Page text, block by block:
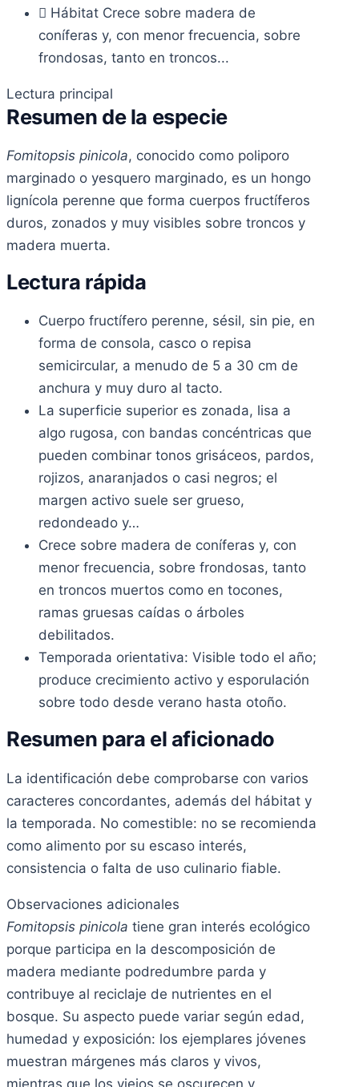
Hábitat Crece sobre madera de
coníferas y, con menor frecuencia, sobre
frondosas, tanto en troncos...
Lectura principal
Resumen de la especie
Fomitopsis pinicola, conocido como poliporo
marginado o yesquero marginado, es un hongo
lignícola perenne que forma cuerpos fructíferos
duros, zonados y muy visibles sobre troncos y
madera muerta.
Lectura rápida
Cuerpo fructífero perenne, sésil, sin pie, en
forma de consola, casco o repisa
semicircular, a menudo de 5 a 30 cm de
anchura y muy duro al tacto.
La superficie superior es zonada, lisa a
algo rugosa, con bandas concéntricas que
pueden combinar tonos grisáceos, pardos,
rojizos, anaranjados o casi negros; el
margen activo suele ser grueso,
redondeado y…
Crece sobre madera de coníferas y, con
menor frecuencia, sobre frondosas, tanto
en troncos muertos como en tocones,
ramas gruesas caídas o árboles
debilitados.
Temporada orientativa: Visible todo el año;
produce crecimiento activo y esporulación
sobre todo desde verano hasta otoño.
Resumen para el aficionado
La identificación debe comprobarse con varios
caracteres concordantes, además del hábitat y
la temporada. No comestible: no se recomienda
como alimento por su escaso interés,
consistencia o falta de uso culinario fiable.
Observaciones adicionales
Fomitopsis pinicola tiene gran interés ecológico
porque participa en la descomposición de
madera mediante podredumbre parda y
contribuye al reciclaje de nutrientes en el
bosque. Su aspecto puede variar según edad,
humedad y exposición: los ejemplares jóvenes
muestran márgenes más claros y vivos,
mientras que los viejos se oscurecen y